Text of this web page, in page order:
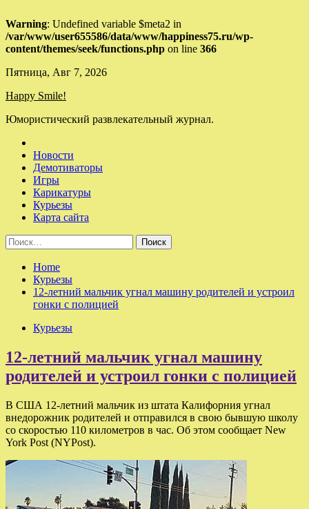
Warning: Undefined variable $meta2 in
/var/www/user655586/data/www/happiness75.ru/wp-
content/themes/seek/functions.php on line 366
Skip
content
Пятница, Авг 7, 2026
Happy Smile!
Юмористический развлекательный журнал.
Новости
Демотиваторы
Игры
Карикатуры
Курьезы
Карта сайта
Найти:
Home
Курьезы
12-летний мальчик угнал машину родителей и устроил
гонки с полицией
Курьезы
12-летний мальчик угнал машину
родителей и устроил гонки с полицией
В США 12-летний мальчик из штата Калифорния угнал
внедорожник родителей и отправился в свою бывшую школу
со скоростью 110 километров в час. Об этом сообщает New
York Post (NYPost).